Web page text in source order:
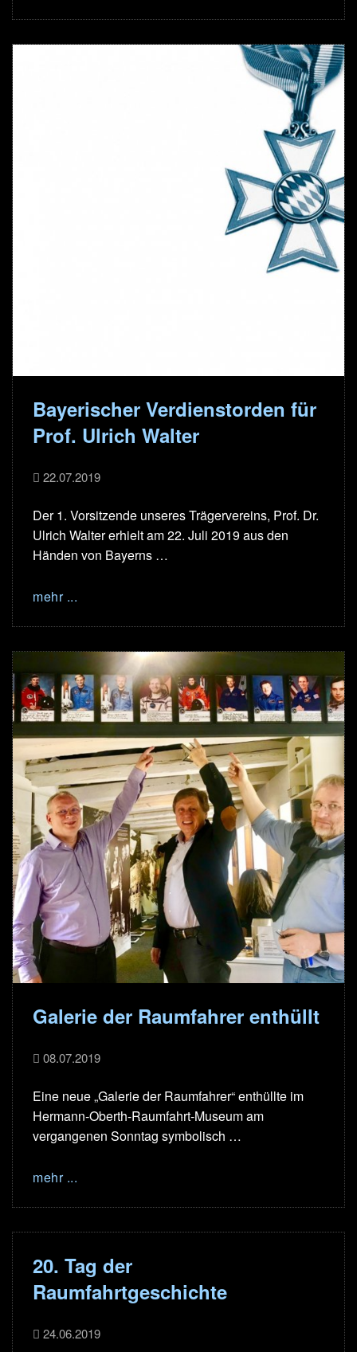
Bayerischer Verdienstorden für
Prof. Ulrich Walter
22.07.2019
Der 1. Vorsitzende unseres Trägervereins, Prof. Dr.
Ulrich Walter erhielt am 22. Juli 2019 aus den
Händen von Bayerns …
mehr ...
Galerie der Raumfahrer enthüllt
08.07.2019
Eine neue „Galerie der Raumfahrer“ enthüllte im
Hermann-Oberth-Raumfahrt-Museum am
vergangenen Sonntag symbolisch …
mehr ...
20. Tag der
Raumfahrtgeschichte
24.06.2019